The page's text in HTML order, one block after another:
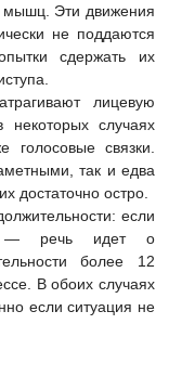
мышц. Эти движения
не поддаются
сдержать их
лицевую
случаях
связки.
так и едва
достаточно остро.
если
— речь идет о
более 12
В обоих случаях
если ситуация не